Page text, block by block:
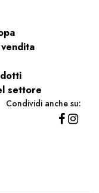
settore
Condividi anche su: